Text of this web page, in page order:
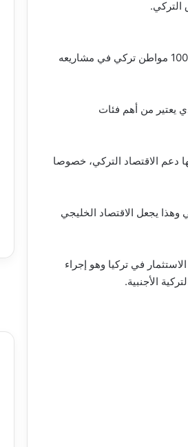
ستمنح كل من يقوم بإيداع مبلغ 3 ملايين دولار في البنوك التركية. ويساهم في تشغيل 100 مواطن تركي في مشاريعه
يعتير من أهم فئات
دعم الاقتصاد التركي، خصوصا
يجعل الاقتصاد الخليجي
في تركيا وهو إجراء
الأجنبية.